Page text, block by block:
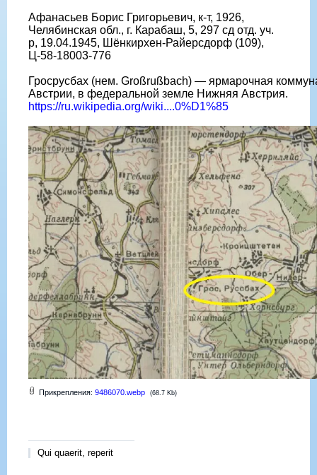
Афанасьев Борис Григорьевич, к-т, 1926,
Челябинская обл., г. Карабаш, 5, 297 сд отд. уч.
р, 19.04.1945, Шёнкирхен-Райерсдорф (109),
Ц-58-18003-776
Гросрусбах (нем. Großrußbach) — ярмарочная
Австрии, в федеральной земле Нижняя Австрия.
https://ru.wikipedia.org/wiki....0%D1%85
Прикрепления: 9486070.webp (68.7 Kb)
Qui quaerit, reperit